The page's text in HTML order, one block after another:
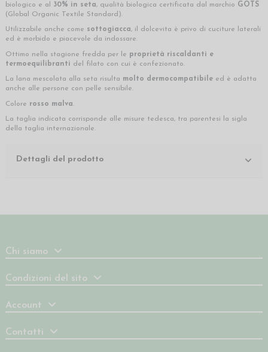
biologico e al 30% in seta, qualità biologica certificata dal marchio GOTS
(Global Organic Textile Standard).
Utilizzabile anche come sottogiacca, il dolcevita è privo di cuciture laterali
ed è morbido e piacevole da indossare.
Ottimo nella stagione fredda per le proprietà riscaldanti e
termoequilibranti del filato con cui è confezionato.
La lana mescolata alla seta risulta molto dermocompatibile ed è adatta
anche alle persone con pelle sensibile.
Colore rosso malva.
La taglia indicata corrisponde alle misure tedesca, tra parentesi la sigla
della taglia internazionale.
Dettagli del prodotto
Chi siamo
Condizioni del sito
Account
Contatti